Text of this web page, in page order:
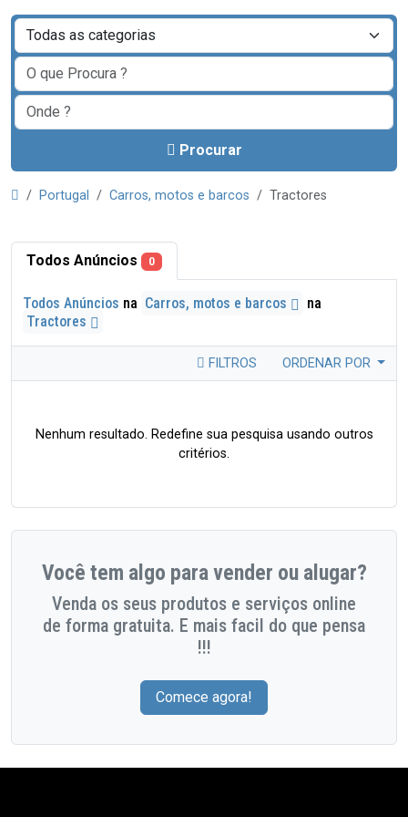
Procurar
Portugal Carros, motos e barcos Tractores
Todos Anúncios 0
Todos Anúncios na Carros, motos e barcos
na
Tractores
FILTROS ORDENAR POR
Nenhum resultado. Redefine sua pesquisa usando outros
critérios.
Você tem algo para vender ou alugar?
Venda os seus produtos e serviços online
de forma gratuita. E mais facil do que pensa
!!!
Comece agora!